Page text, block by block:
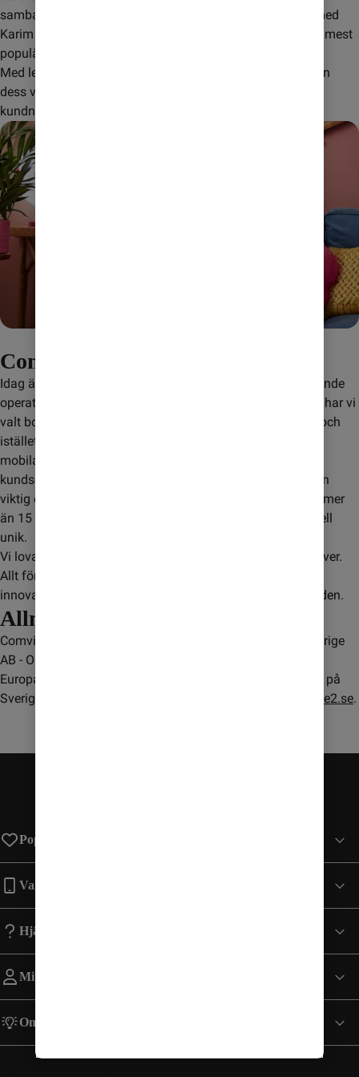
samband med det tog man även fram reklamkonceptet med
Karim och Krister som sedan dess utvecklats till ett av de mest
populära i Sverige.
Med ledorden Billigt, Enkelt och Schysst har Comviq sedan
dess vuxit snabbt – mycket tack vare en ständigt ökande
kundnöjdhet.
Comviq idag
Idag är Comviq en av Sveriges största och snabbast växande
operatörer. För att kunna hålla låga priser för våra kunder har vi
valt bort kostsam infrastruktur som egna fysiska butiker och
istället satsat på en stark digital närvaro. Våra
mobilabonnemang säljs uteslutande online och via vår
kundservice. Samtidigt fortsätter kontantkorten att vara en
viktig del av vår affär och vårt goda samarbete med våra mer
än 15 000 återförsäljare bidrar till att göra vår affärsmodell
unik.
Vi lovar att fortsätta utmana givna sanningar även framöver.
Allt för att fortsätta erbjuda våra kunder de bästa, mest
innovativa och prisvärda telefoni-lösningarna på marknaden.
Allmänt
Comviq är ett varumärke som marknadsförs av Tele2 Sverige
AB - Organisationsnummer 556267-5164. Tele2 är en av
Europas snabbast växande telekomoperatörer med fokus på
Sverige och Baltikum. För mer information besök
www.tele2.se.
Populära sidor
Varumärken
Hjälp
Mitt Konto
Om Comviq